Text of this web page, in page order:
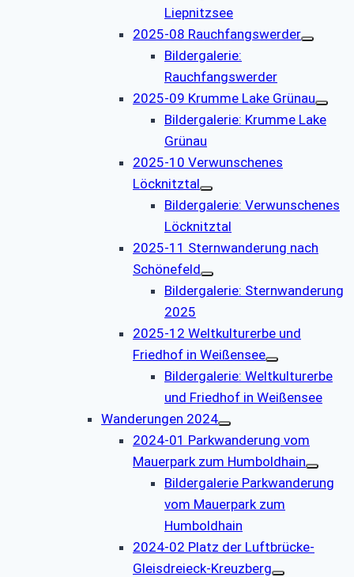
Liepnitzsee
2025-08 Rauchfangswerder
Bildergalerie:
Rauchfangswerder
2025-09 Krumme Lake Grünau
Bildergalerie: Krumme Lake
Grünau
2025-10 Verwunschenes
Löcknitztal
Bildergalerie: Verwunschenes
Löcknitztal
2025-11 Sternwanderung nach
Schönefeld
Bildergalerie: Sternwanderung
2025
2025-12 Weltkulturerbe und
Friedhof in Weißensee
Bildergalerie: Weltkulturerbe
und Friedhof in Weißensee
Wanderungen 2024
2024-01 Parkwanderung vom
Mauerpark zum Humboldhain
Bildergalerie Parkwanderung
vom Mauerpark zum
Humboldhain
2024-02 Platz der Luftbrücke-
Gleisdreieck-Kreuzberg